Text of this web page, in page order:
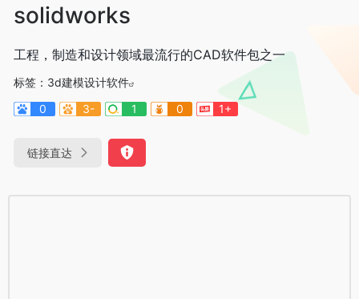
solidworks
工程，制造和设计领域最流行的CAD软件包之一
标签： 3d建模设计软件
0
3- 1 0 1+
链接直达